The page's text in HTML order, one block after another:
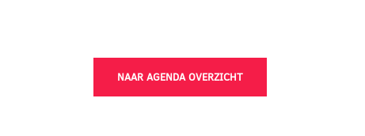
NAAR AGENDA OVERZICHT